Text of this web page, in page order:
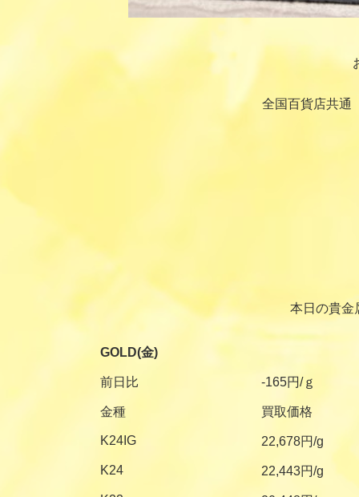
全国百貨店共
本日の貴金
GOLD(金)
前日比 -165円/ｇ
金種 買取価格
K24IG 22,678円/g
K24 22,443円/g